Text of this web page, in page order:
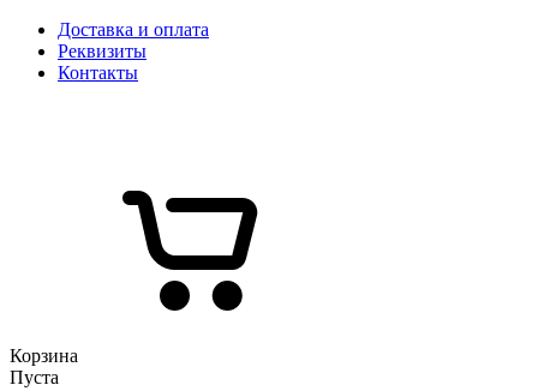
Доставка и оплата
Реквизиты
Контакты
Корзина
Пуста